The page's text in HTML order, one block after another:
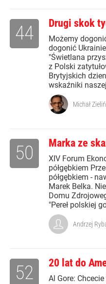
Drugi skok
Możemy
dogonić
"Świetlana
z Polski
Brytyjskich
wskaźniki
44
Michał
Marka ze
XIV Forum
półgębkiem
półgębkiem -
Marek Belka.
Domu
"Pereł polskiej
50
Andrzej
20 lat do
Al Gore:
52